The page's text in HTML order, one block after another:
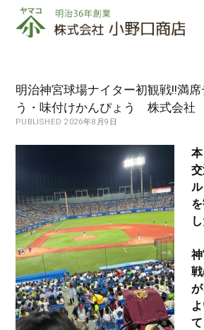
株
式
小
野
口
明治神宮球場ナイター初観戦!!
う・味付けかんぴょう 株式会社
PUBLISHED 2026年8月9日